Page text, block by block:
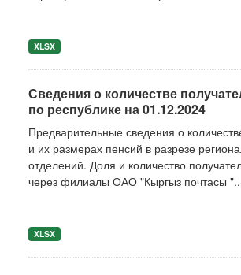
XLSX
Сведения о количестве
по республике на 01.12.2024
Предварительные сведения о
и их размерах пенсий в разрезе
отделений. Доля и количество
через филиалы ОАО "Кыргыз почтасы
XLSX